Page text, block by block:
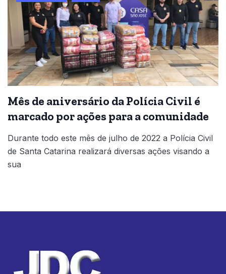
Mês de aniversário da Polícia Civil é
marcado por ações para a comunidade
Durante todo este mês de julho de 2022 a Polícia Civil
de Santa Catarina realizará diversas ações visando a
sua